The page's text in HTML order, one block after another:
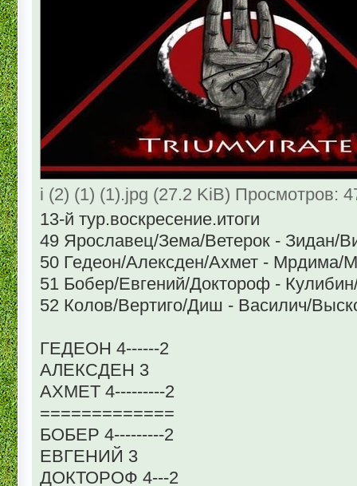
i (2) (1) (1).jpg (27.2 KiB) Просмотров:
13-й тур.воскресение.итоги
49 Ярославец/Зема/Ветерок - Зидан/
50 Гедеон/Алексден/Ахмет - Мрдима/
51 Бобер/Евгений/Доктороф -
52 Колов/Вертиго/Диш - Василич/
ГЕДЕОН 4------2
АЛЕКСДЕН 3
АХМЕТ 4---------2
=============
БОБЕР 4---------2
ЕВГЕНИЙ 3
ДОКТОРОФ 4---2